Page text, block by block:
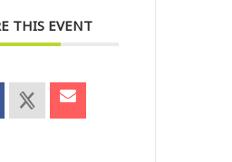
THIS EVENT